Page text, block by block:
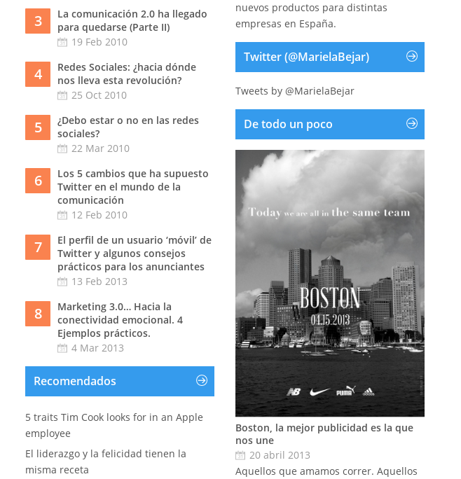
3
La comunicación 2.0 ha llegado
para quedarse (Parte II)
19 Feb 2010
4
Redes Sociales: ¿hacia dónde
nos lleva esta revolución?
25 Oct 2010
5
¿Debo estar o no en las redes
sociales?
22 Mar 2010
6
Los 5 cambios que ha supuesto
Twitter en el mundo de la
comunicación
12 Feb 2010
7
El perfil de un usuario ‘móvil’ de
Twitter y algunos consejos
prácticos para los anunciantes
13 Feb 2013
8
Marketing 3.0… Hacia la
conectividad emocional. 4
Ejemplos prácticos.
4 Mar 2013
Recomendados
5 traits Tim Cook looks for in an Apple
employee
El liderazgo y la felicidad tienen la
misma receta
nuevos productos para distintas
empresas en España.
Twitter (@MarielaBejar)
Tweets by @MarielaBejar
De todo un poco
Boston, la mejor publicidad es la que
nos une
20 abril 2013
Aquellos que amamos correr. Aquellos